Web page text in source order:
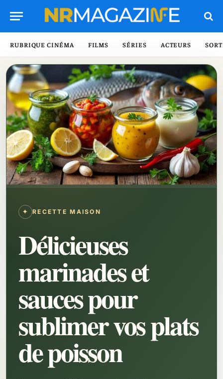
RUBRIQUE CINÉMA FILMS SÉRIES ACTEURS
✦ RECETTE MAISON
Délicieuses
marinades et
sauces pour
sublimer vos plats
de poisson